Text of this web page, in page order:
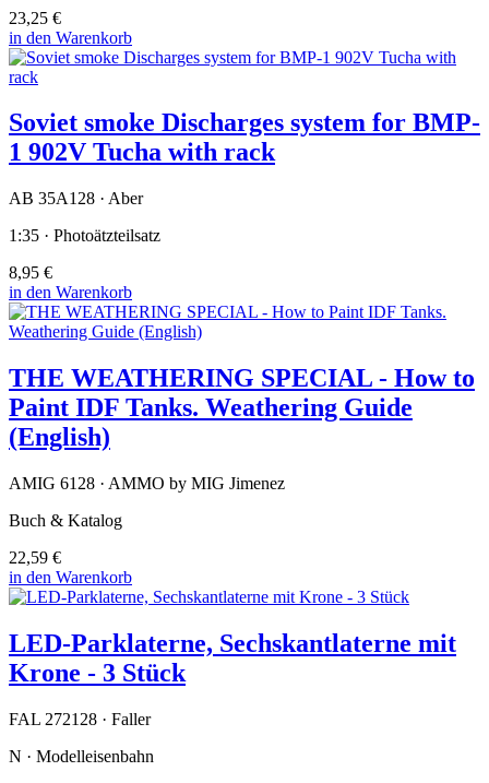
23,25 €
in den Warenkorb
Soviet smoke Discharges system for BMP-
1 902V Tucha with rack
AB 35A128 · Aber
1:35 · Photoätzteilsatz
8,95 €
in den Warenkorb
THE WEATHERING SPECIAL - How to
Paint IDF Tanks. Weathering Guide
(English)
AMIG 6128 · AMMO by MIG Jimenez
Buch & Katalog
22,59 €
in den Warenkorb
LED-Parklaterne, Sechskantlaterne mit
Krone - 3 Stück
FAL 272128 · Faller
N · Modelleisenbahn